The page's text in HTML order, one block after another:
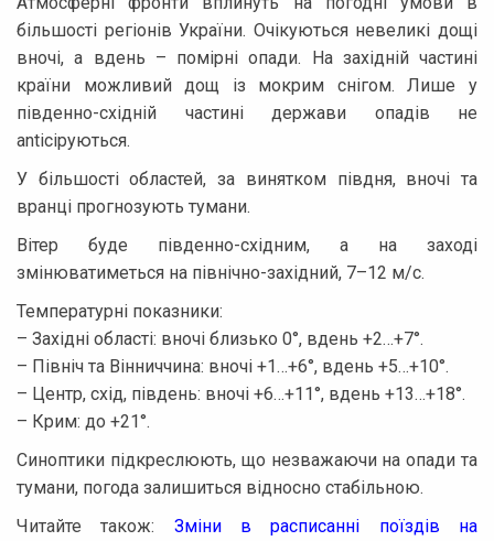
більшості регіонів України. Очікуються невеликі дощі
вночі, а вдень – помірні опади. На західній частині
країни можливий дощ із мокрим снігом. Лише у
південно-східній частині держави опадів не
anticipуються.
У більшості областей, за винятком півдня, вночі та
вранці прогнозують тумани.
Вітер буде південно-східним, а на заході
змінюватиметься на північно-західний, 7–12 м/с.
Температурні показники:
– Західні області: вночі близько 0°, вдень +2…+7°.
– Північ та Вінниччина: вночі +1…+6°, вдень +5…+10°.
– Центр, схід, південь: вночі +6…+11°, вдень +13…+18°.
– Крим: до +21°.
Синоптики підкреслюють, що незважаючи на опади та
тумани, погода залишиться відносно стабільною.
Читайте також: Зміни в расписанні поїздів на